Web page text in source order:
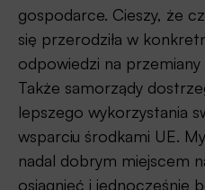
gospodarce. Cieszy, że
się przerodziła w
odpowiedzi na
Także samorządy
lepszego wykorzystania
wsparciu środkami UE.
nadal dobrym miejscem
osiągnięć i jednocześnie